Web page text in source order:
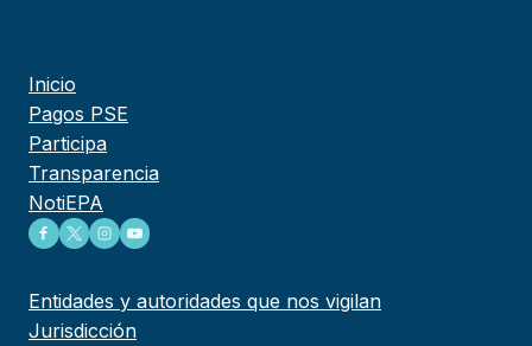
Inicio
Pagos PSE
Participa
Transparencia
NotiEPA
Entidades y autoridades que nos vigilan
Jurisdicción